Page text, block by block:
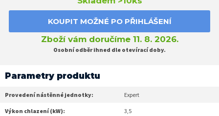
KOUPIT MOŽNÉ PO PŘIHLÁŠENÍ
Zboží vám doručíme 11. 8. 2026.
Osobní odběr ihned dle otevírací doby.
Parametry produktu
Provedení nástěnné jednotky: Expert
Výkon chlazení (kW): 3,5